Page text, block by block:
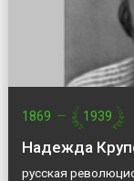
1869 — 1939
Надежда
русская